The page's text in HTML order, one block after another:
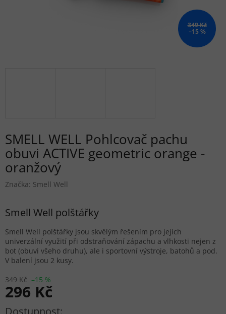
349 Kč
–15 %
SMELL WELL Pohlcovač pachu
obuvi ACTIVE geometric orange -
oranžový
Značka: Smell Well
349 Kč –15 %
296 Kč
Měrná cena:
Smell Well polštářky
Smell Well polštářky jsou skvělým řešením pro jejich
univerzální využití při odstraňování zápachu a vlhkosti nejen z
bot (obuvi všeho druhu), ale i sportovní výstroje, batohů a pod.
V balení jsou 2 kusy.